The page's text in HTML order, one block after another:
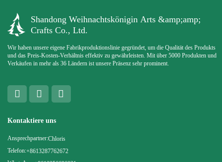
Shandong Weihnachtskönigin Arts &amp;amp;
Crafts Co., Ltd.
Wir haben unsere eigene Fabrikproduktionslinie gegründet, um die Qualität des Produkts
und das Preis-Kosten-Verhältnis effektiv zu gewährleisten. Mit über 5000 Produkten und
Verkäufen in mehr als 36 Ländern ist unsere Präsenz sehr prominent.
Kontaktiere uns
Ansprechpartner:Chloris
Telefon:+8613287762672